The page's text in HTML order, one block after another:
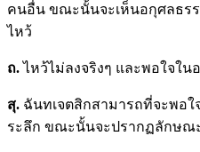
คนอื่น ขณะนั้นจะเห็นอกุศลธร
ไหว้
ถ.ไหว้ไม่ลงจริงๆ และพอใจใน
สุ. ฉันทเจตสิกสามารถที่จะพอ
ระลึก ขณะนั้นจะปรากฏลักษณ